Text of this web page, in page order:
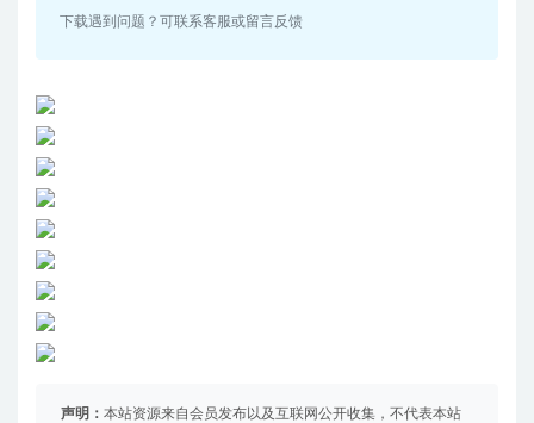
下载遇到问题？可联系客服或留言反馈
声明： 本站资源来自会员发布以及互联网公开收集，不代表本站